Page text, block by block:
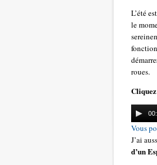
L’été
le
roues.
Vous
J’ai
d’un